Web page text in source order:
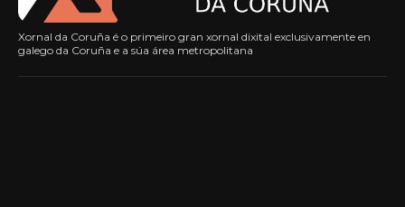
Xornal da Coruña é o primeiro gran xornal dixital exclusivamente en
galego da Coruña e a súa área metropolitana